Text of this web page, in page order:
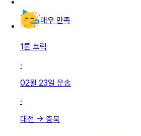
매우 만족
1톤 트럭
·
02월 23일 운송
·
대전 → 충북